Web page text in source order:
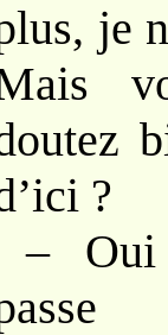
je
?
–